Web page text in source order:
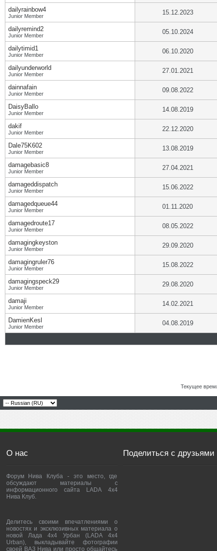
dailyrainbow4
Junior Member 15.12.2023
dailyremind2
Junior Member 05.10.2024
dailytimid1
Junior Member 06.10.2020
dailyunderworld
Junior Member 27.01.2021
dainnafain
Junior Member 09.08.2022
DaisyBallo
Junior Member 14.08.2019
dakif
Junior Member 22.12.2020
Dale75K602
Junior Member 13.08.2019
damagebasic8
Junior Member 27.04.2021
damageddispatch
Junior Member 15.06.2022
damagedqueue44
Junior Member 01.11.2020
damagedroute17
Junior Member 08.05.2022
damagingkeyston
Junior Member 29.09.2020
damagingruler76
Junior Member 15.08.2022
damagingspeck29
Junior Member 29.08.2020
damaji
Junior Member 14.02.2021
DamienKesl
Junior Member 04.08.2019
Текущее
О нас
Форум Нива Клуба - это место, где
обсуждают материалы с
информационного сайта LADA 4x4
Нива Клуб.
Делитесь своими впечатлениями о
новостях и эксклюзивных материала о
новой Лада 4х4 Урбан (LADA 4x4
Urban), выкладывайте фотографии
своей ВАЗ Нива или просто общайтесь
Поделиться с друзьями